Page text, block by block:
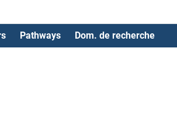
Pathways Dom. de recherche